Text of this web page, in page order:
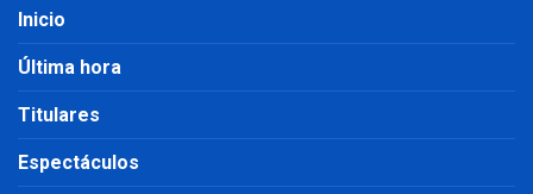
Inicio
Última hora
Titulares
Espectáculos